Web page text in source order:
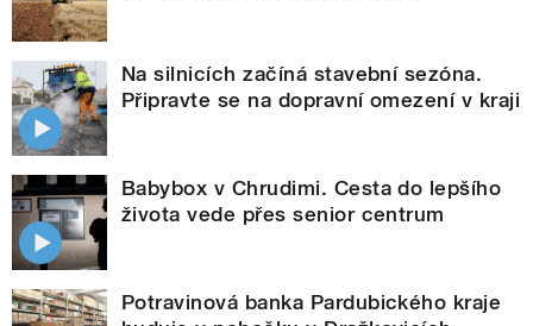
Na silnicích začíná stavební sezóna.
Připravte se na dopravní omezení v kraji
Babybox v Chrudimi. Cesta do lepšího
života vede přes senior centrum
Potravinová banka Pardubického kraje